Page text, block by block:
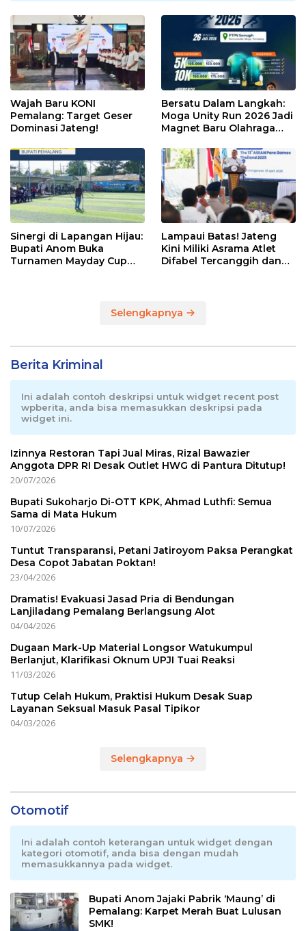
Wajah Baru KONI
Pemalang: Target Geser
Dominasi Jateng!
Bersatu Dalam Langkah:
Moga Unity Run 2026 Jadi
Magnet Baru Olahraga
Sinergi di Lapangan Hijau:
Bupati Anom Buka
Turnamen Mayday Cup
Lampaui Batas! Jateng
Kini Miliki Asrama Atlet
Difabel Tercanggih dan
Selengkapnya
Berita Kriminal
Ini adalah contoh deskripsi untuk widget recent post
wpberita, anda bisa memasukkan deskripsi pada
widget ini.
Izinnya Restoran Tapi Jual Miras, Rizal Bawazier
Anggota DPR RI Desak Outlet HWG di Pantura Ditutup!
20/07/2026
Bupati Sukoharjo Di-OTT KPK, Ahmad Luthfi: Semua
Sama di Mata Hukum
10/07/2026
Tuntut Transparansi, Petani Jatiroyom Paksa Perangkat
Desa Copot Jabatan Poktan!
23/04/2026
Dramatis! Evakuasi Jasad Pria di Bendungan
Lanjiladang Pemalang Berlangsung Alot
04/04/2026
Dugaan Mark-Up Material Longsor Watukumpul
Berlanjut, Klarifikasi Oknum UPJI Tuai Reaksi
11/03/2026
Tutup Celah Hukum, Praktisi Hukum Desak Suap
Layanan Seksual Masuk Pasal Tipikor
04/03/2026
Selengkapnya
Otomotif
Ini adalah contoh keterangan untuk widget dengan
kategori otomotif, anda bisa dengan mudah
memasukkannya pada widget.
Bupati Anom Jajaki Pabrik ‘Maung’ di
Pemalang: Karpet Merah Buat Lulusan
SMK!